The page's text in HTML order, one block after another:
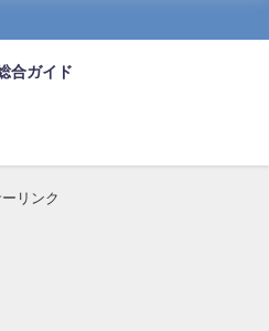
合ガイド
リンク